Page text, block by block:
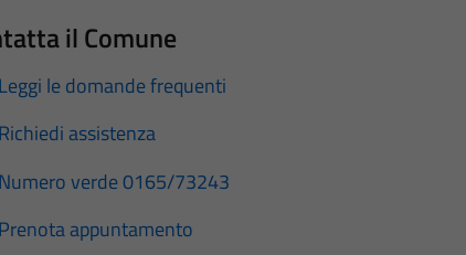
il Comune
Leggi le domande frequenti
Richiedi assistenza
Numero verde 0165/73243
Prenota appuntamento